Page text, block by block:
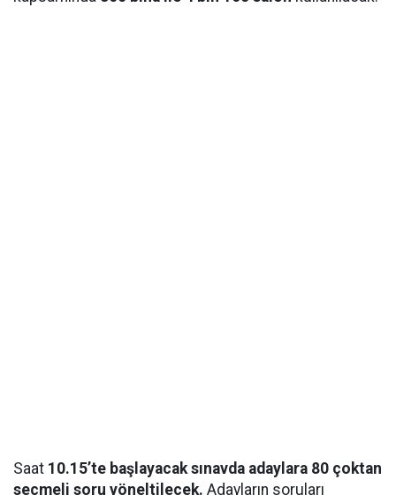
Saat 10.15’te başlayacak sınavda adaylara 80 çoktan
seçmeli soru yöneltilecek. Adayların soruları